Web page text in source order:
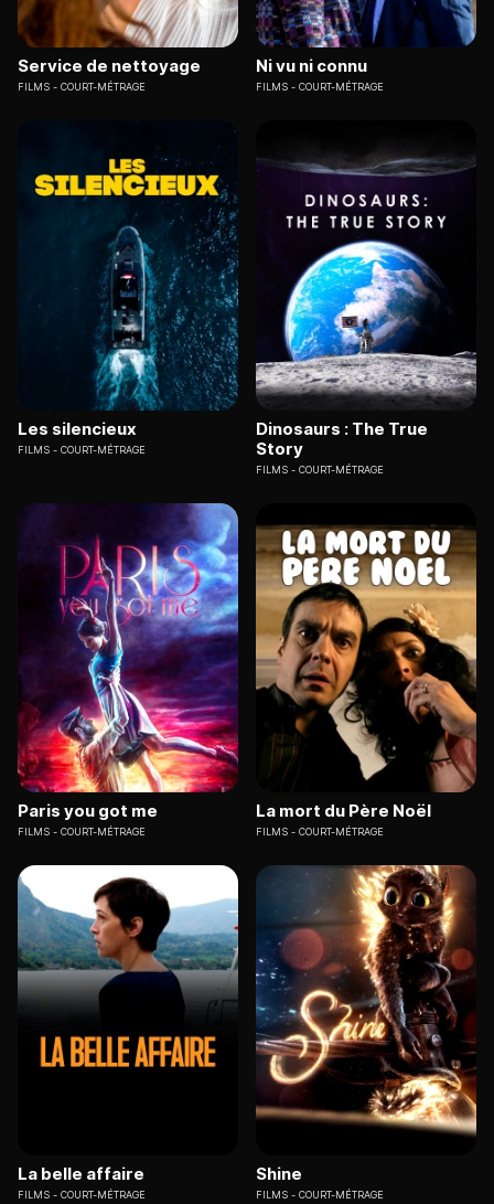
Service de nettoyage
FILMS COURT-MÉTRAGE
Ni vu ni connu
FILMS COURT-MÉTRAGE
Les silencieux
FILMS COURT-MÉTRAGE
Dinosaurs : The True
Story
FILMS COURT-MÉTRAGE
Paris you got me
FILMS COURT-MÉTRAGE
La mort du Père Noël
FILMS COURT-MÉTRAGE
La belle affaire
FILMS COURT-MÉTRAGE
Shine
FILMS COURT-MÉTRAGE